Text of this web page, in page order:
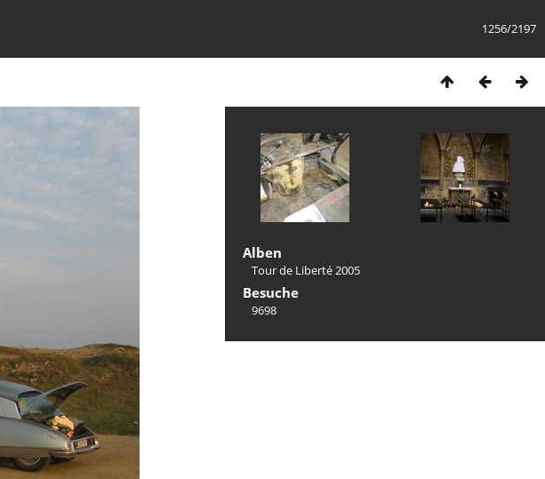
1256/2197
Alben
Tour de Liberté 2005
Besuche
9698